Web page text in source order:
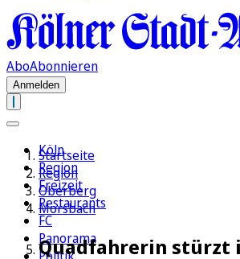
AboAbonnieren
Anmelden
Köln
Region
Freizeit
Restaurants
FC
Panorama
Startseite
Region
Oberberg
Morsbach
Quadfahrerin stürzt